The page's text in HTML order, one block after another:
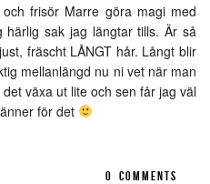
frisör Marre göra magi med
sak jag längtar tills. Är så
fräscht LÅNGT hår. Långt blir
mellanlängd nu ni vet när man
växa ut lite och sen får jag väl
för det
0 COMMENTS